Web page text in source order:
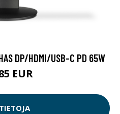
DP/HDMI/USB-C PD 65W
EUR